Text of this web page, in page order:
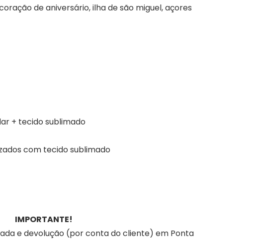
de aniversário, ilha de são miguel, açores
+ tecido sublimado
com tecido sublimado
IMPORTANTE!
e devolução (por conta do cliente) em Ponta